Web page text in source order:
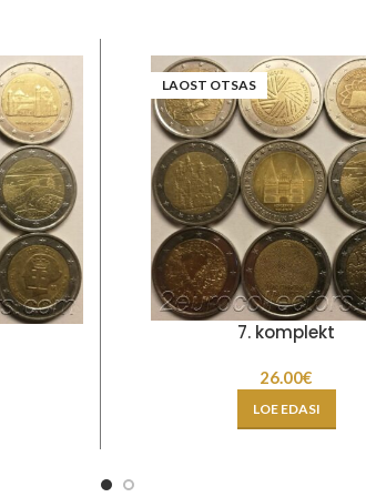
LAOST OTSAS
7. komplekt
26.00€
LOE EDASI